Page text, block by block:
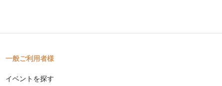
一般ご利用者様
イベントを探す